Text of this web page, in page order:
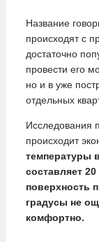
Название
происходят с
достаточно
провести его
но и в уже
отдельных
Исследования
происходит
температуры
составляет
поверхность
градусы не
комфортно.